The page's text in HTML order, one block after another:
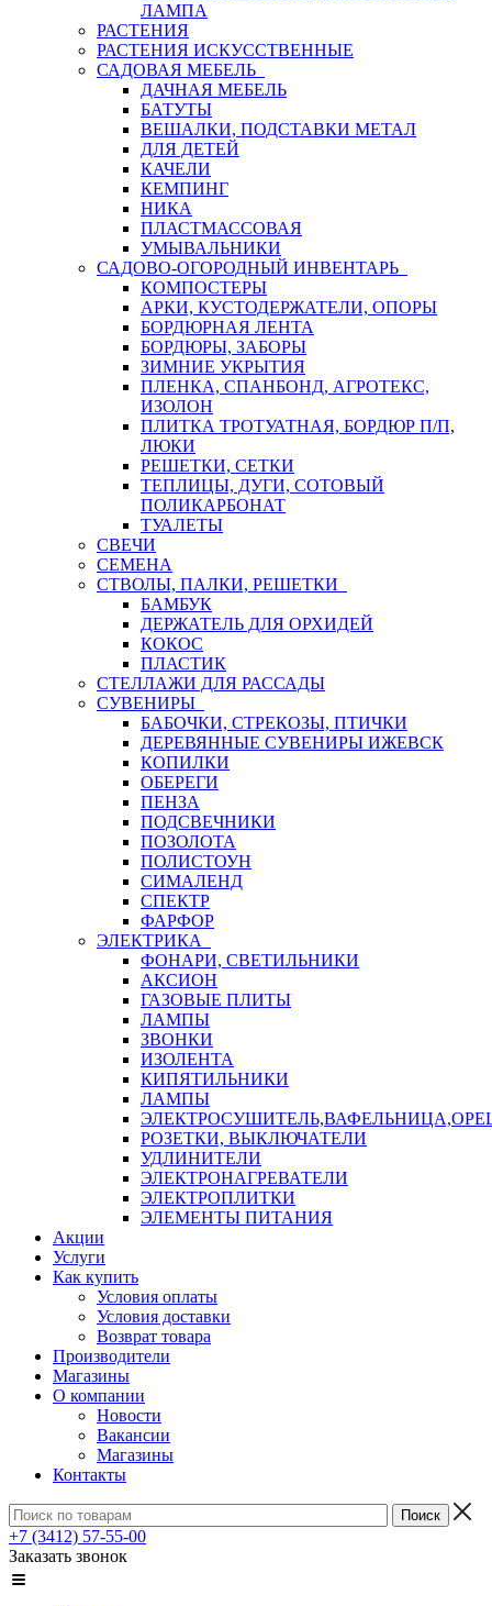
ЛАМПА
РАСТЕНИЯ
РАСТЕНИЯ ИСКУССТВЕННЫЕ
САДОВАЯ МЕБЕЛЬ
ДАЧНАЯ МЕБЕЛЬ
БАТУТЫ
ВЕШАЛКИ, ПОДСТАВКИ МЕТАЛ
ДЛЯ ДЕТЕЙ
КАЧЕЛИ
КЕМПИНГ
НИКА
ПЛАСТМАССОВАЯ
УМЫВАЛЬНИКИ
САДОВО-ОГОРОДНЫЙ ИНВЕНТАРЬ
КОМПОСТЕРЫ
АРКИ, КУСТОДЕРЖАТЕЛИ, ОПОРЫ
БОРДЮРНАЯ ЛЕНТА
БОРДЮРЫ, ЗАБОРЫ
ЗИМНИЕ УКРЫТИЯ
ПЛЕНКА, СПАНБОНД, АГРОТЕКС,
ИЗОЛОН
ПЛИТКА ТРОТУАТНАЯ, БОРДЮР П/П,
ЛЮКИ
РЕШЕТКИ, СЕТКИ
ТЕПЛИЦЫ, ДУГИ, СОТОВЫЙ
ПОЛИКАРБОНАТ
ТУАЛЕТЫ
СВЕЧИ
СЕМЕНА
СТВОЛЫ, ПАЛКИ, РЕШЕТКИ
БАМБУК
ДЕРЖАТЕЛЬ ДЛЯ ОРХИДЕЙ
КОКОС
ПЛАСТИК
СТЕЛЛАЖИ ДЛЯ РАССАДЫ
СУВЕНИРЫ
БАБОЧКИ, СТРЕКОЗЫ, ПТИЧКИ
ДЕРЕВЯННЫЕ СУВЕНИРЫ ИЖЕВСК
КОПИЛКИ
ОБЕРЕГИ
ПЕНЗА
ПОДСВЕЧНИКИ
ПОЗОЛОТА
ПОЛИСТОУН
СИМАЛЕНД
СПЕКТР
ФАРФОР
ЭЛЕКТРИКА
ФОНАРИ, СВЕТИЛЬНИКИ
АКСИОН
ГАЗОВЫЕ ПЛИТЫ
ЛАМПЫ
ЗВОНКИ
ИЗОЛЕНТА
КИПЯТИЛЬНИКИ
ЛАМПЫ
РОЗЕТКИ, ВЫКЛЮЧАТЕЛИ
УДЛИНИТЕЛИ
ЭЛЕКТРОНАГРЕВАТЕЛИ
ЭЛЕКТРОПЛИТКИ
ЭЛЕМЕНТЫ ПИТАНИЯ
Акции
Услуги
Как купить
Условия оплаты
Условия доставки
Возврат товара
Производители
Магазины
О компании
Новости
Вакансии
Магазины
Контакты
+7 (3412) 57-55-00
Заказать звонок